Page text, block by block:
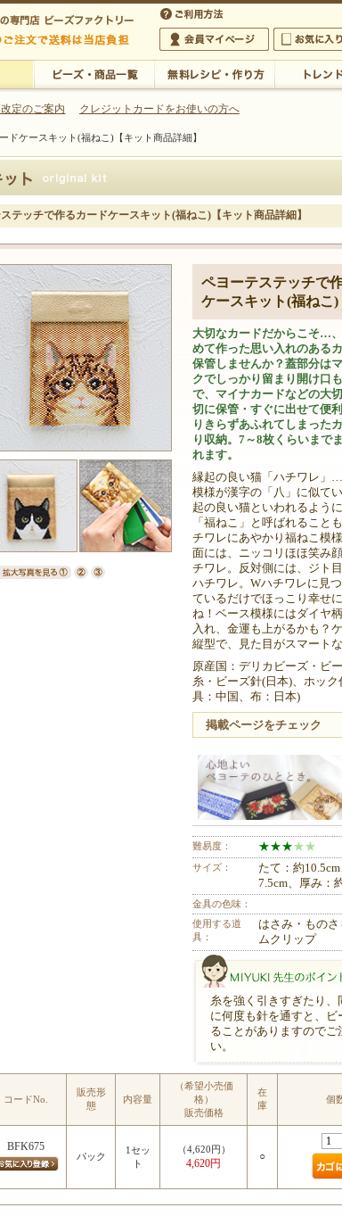
クセサリーの専門店
専門店 ビーズファクトリー 5,000円以上のご注文で送料は当店が負担
5,000円以上のご注文で送料は当店が負担いたします
ご利用方法
会員マイページ
お気に入りリ
定のご案内 クレジットカードをお使いの方へ
ドケースキット(福ねこ)【キット商品詳細】
テッチで作るカードケースキット(福ねこ)【キット商品詳細】
ペヨーテステッチで
ケースキット(福ねこ)
大切なカードだからこそ…
めて作った思い入れのある
保管しませんか？蓋部分は
クでしっかり留まり開け口
で、マイナカードなどの大
切に保管・すぐに出せて便
りきらずあふれてしまった
り収納。7～8枚くらいまで
れます。
縁起の良い猫「ハチワレ」
模様が漢字の「八」に似て
起の良い猫といわれるよう
「福ねこ」と呼ばれること
チワレにあやかり福ねこ模
面には、ニッコリほほ笑み
チワレ。反対側には、ジト
ハチワレ。Wハチワレに見
ているだけでほっこり幸せ
ね！ベース模様にはダイヤ
入れ、金運も上がるかも？
縦型で、見た目がスマートな
原産国：デリカビーズ・ビ
糸・ビーズ針(日本)、ホック
具：中国、布：日本)
掲載ページをチェック
難易度： ★★★★★
サイズ：
たて：約
7.5cm、厚み：
金具の色味：
使用する道
具：
はさみ・もの
ムクリップ
MIYUKI先生のポイント
糸を強く引きすぎたり、
に何度も針を通すと、ビ
ることがありますのでご
い。
コードNo.
販売形
態
内容量
（希望小売価
格）
販売価格
在
庫
個
BFK675
パック
1セッ
ト
（4,620円）
4,620円
○